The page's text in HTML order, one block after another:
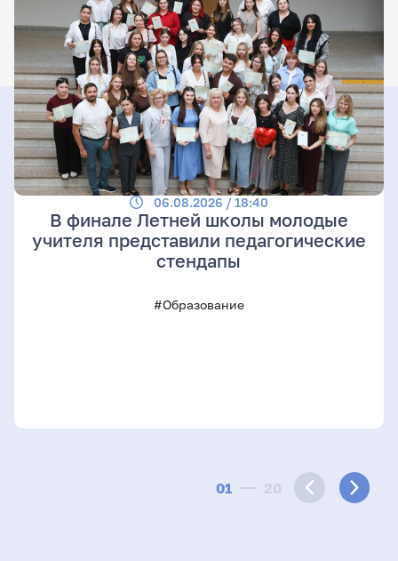
01 20
06.08.2026 / 18:40
В финале Летней школы молодые
учителя представили педагогические
стендапы
#Образование